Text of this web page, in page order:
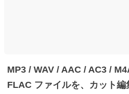
MP3 / WAV / AAC / AC3 /
FLAC ファイルを、カット